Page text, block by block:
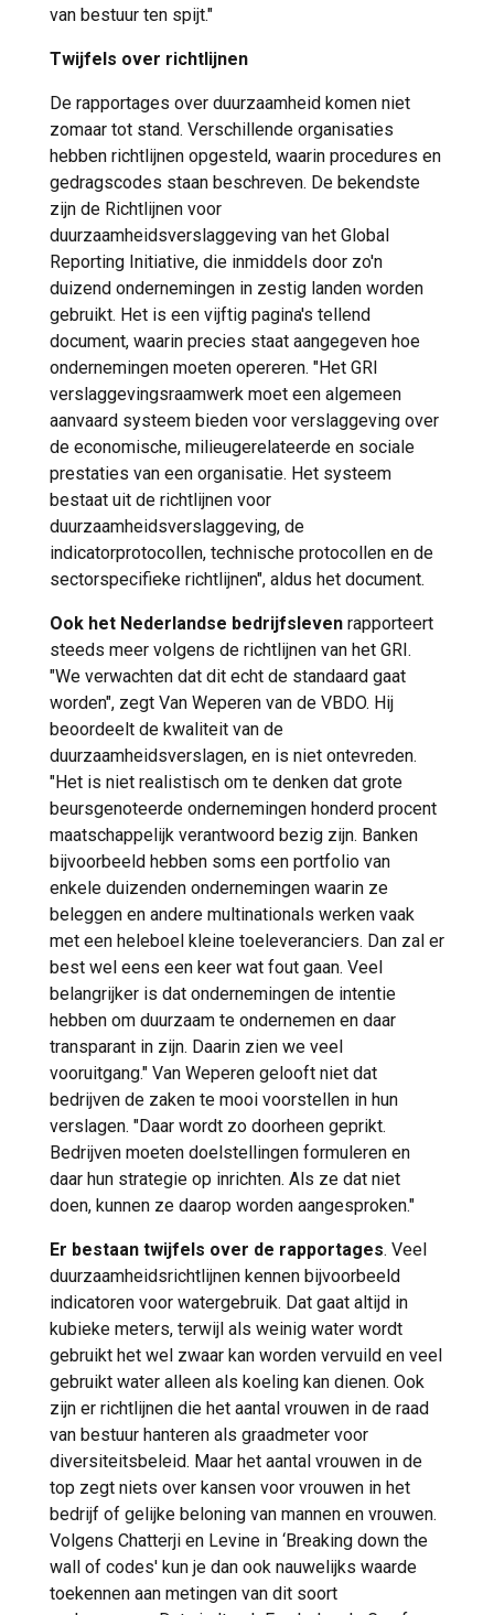
van bestuur ten spijt."
Twijfels over richtlijnen
De rapportages over duurzaamheid komen niet
zomaar tot stand. Verschillende organisaties
hebben richtlijnen opgesteld, waarin procedures en
gedragscodes staan beschreven. De bekendste
zijn de Richtlijnen voor
duurzaamheidsverslaggeving van het Global
Reporting Initiative, die inmiddels door zo'n
duizend ondernemingen in zestig landen worden
gebruikt. Het is een vijftig pagina's tellend
document, waarin precies staat aangegeven hoe
ondernemingen moeten opereren. "Het GRI
verslaggevingsraamwerk moet een algemeen
aanvaard systeem bieden voor verslaggeving over
de economische, milieugerelateerde en sociale
prestaties van een organisatie. Het systeem
bestaat uit de richtlijnen voor
duurzaamheidsverslaggeving, de
indicatorprotocollen, technische protocollen en de
sectorspecifieke richtlijnen", aldus het document.
Ook het Nederlandse bedrijfsleven rapporteert
steeds meer volgens de richtlijnen van het GRI.
"We verwachten dat dit echt de standaard gaat
worden", zegt Van Weperen van de VBDO. Hij
beoordeelt de kwaliteit van de
duurzaamheidsverslagen, en is niet ontevreden.
"Het is niet realistisch om te denken dat grote
beursgenoteerde ondernemingen honderd procent
maatschappelijk verantwoord bezig zijn. Banken
bijvoorbeeld hebben soms een portfolio van
enkele duizenden ondernemingen waarin ze
beleggen en andere multinationals werken vaak
met een heleboel kleine toeleveranciers. Dan zal er
best wel eens een keer wat fout gaan. Veel
belangrijker is dat ondernemingen de intentie
hebben om duurzaam te ondernemen en daar
transparant in zijn. Daarin zien we veel
vooruitgang." Van Weperen gelooft niet dat
bedrijven de zaken te mooi voorstellen in hun
verslagen. "Daar wordt zo doorheen geprikt.
Bedrijven moeten doelstellingen formuleren en
daar hun strategie op inrichten. Als ze dat niet
doen, kunnen ze daarop worden aangesproken."
Er bestaan twijfels over de rapportages. Veel
duurzaamheidsrichtlijnen kennen bijvoorbeeld
indicatoren voor watergebruik. Dat gaat altijd in
kubieke meters, terwijl als weinig water wordt
gebruikt het wel zwaar kan worden vervuild en veel
gebruikt water alleen als koeling kan dienen. Ook
zijn er richtlijnen die het aantal vrouwen in de raad
van bestuur hanteren als graadmeter voor
diversiteitsbeleid. Maar het aantal vrouwen in de
top zegt niets over kansen voor vrouwen in het
bedrijf of gelijke beloning van mannen en vrouwen.
Volgens Chatterji en Levine in ‘Breaking down the
wall of codes' kun je dan ook nauwelijks waarde
toekennen aan metingen van dit soort